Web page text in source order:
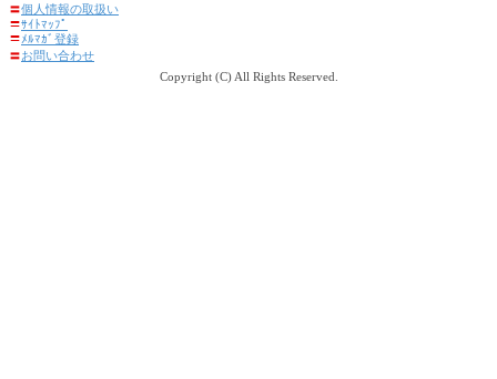
〓個人情報の取扱い
〓ｻｲﾄﾏｯﾌﾟ
〓ﾒﾙﾏｶﾞ登録
〓お問い合わせ
Copyright (C) All Rights Reserved.